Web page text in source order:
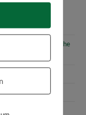
10 (kunst)historische
in Meersburg